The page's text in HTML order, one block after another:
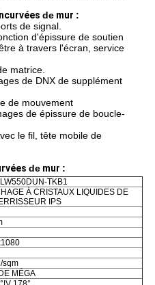
demur :
de signal.
d'épissure de soutien
à travers l'écran, service
matrice.
de DNX de supplément
de mouvement
de épissure de boucle-
le fil, tête mobile de
demur :
TKB1
À CRISTAUX LIQUIDES DE
IPS
sqm
MÉGA